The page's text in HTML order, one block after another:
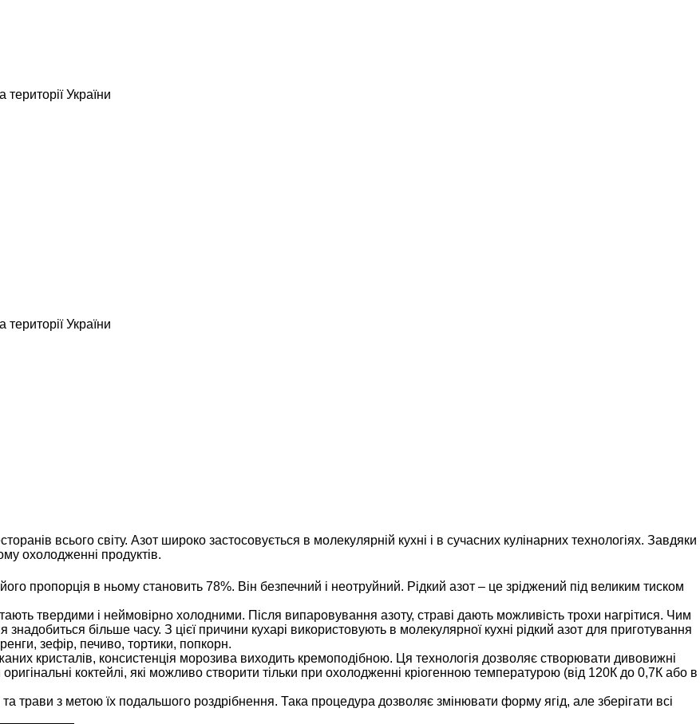
України
України
всього світу. Азот широко застосовується в молекулярній кухні і в сучасних кулінарних технологіях. Завдяки
охолодженні продуктів.
пропорція в ньому становить 78%. Він безпечний і неотруйний. Рідкий азот – це зріджений під великим тиском
твердими і неймовірно холодними. Після випаровування азоту, страві дають можливість трохи нагрітися. Чим
більше часу. З цієї причини кухарі використовують в молекулярної кухні рідкий азот для приготування
зефір, печиво, тортики, попкорн.
кристалів, консистенція морозива виходить кремоподібною. Ця технологія дозволяє створювати дивовижні
коктейлі, які можливо створити тільки при охолодженні кріогенною температурою (від 120К до 0,7К або в
трави з метою їх подальшого роздрібнення. Така процедура дозволяє змінювати форму ягід, але зберігати всі